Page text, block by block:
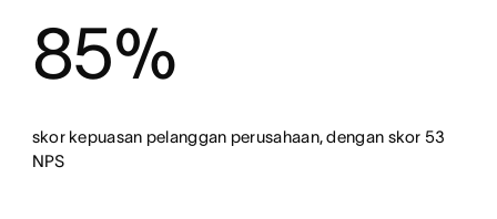
85%
skor kepuasan pelanggan perusahaan, dengan skor 53
NPS